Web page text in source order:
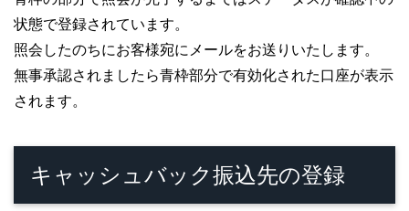
状態で登録されています。
照会したのちにお客様宛にメールをお送りいたします。
無事承認されましたら青枠部分で有効化された口座が表示
されます。
キャッシュバック振込先の登録